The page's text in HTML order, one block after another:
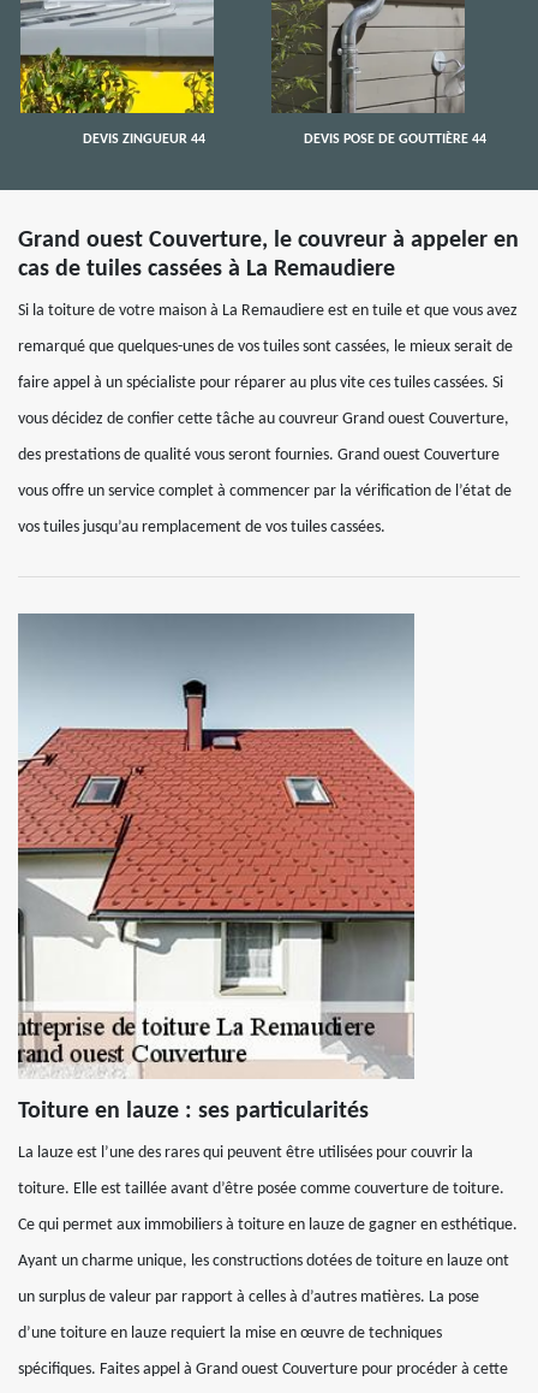
DEVIS ZINGUEUR 44 DEVIS POSE DE GOUTTIÈRE 44
Grand ouest Couverture, le couvreur à appeler en
cas de tuiles cassées à La Remaudiere
Si la toiture de votre maison à La Remaudiere est en tuile et que vous avez
remarqué que quelques-unes de vos tuiles sont cassées, le mieux serait de
faire appel à un spécialiste pour réparer au plus vite ces tuiles cassées. Si
vous décidez de confier cette tâche au couvreur Grand ouest Couverture,
des prestations de qualité vous seront fournies. Grand ouest Couverture
vous offre un service complet à commencer par la vérification de l’état de
vos tuiles jusqu’au remplacement de vos tuiles cassées.
Toiture en lauze : ses particularités
La lauze est l’une des rares qui peuvent être utilisées pour couvrir la
toiture. Elle est taillée avant d’être posée comme couverture de toiture.
Ce qui permet aux immobiliers à toiture en lauze de gagner en esthétique.
Ayant un charme unique, les constructions dotées de toiture en lauze ont
un surplus de valeur par rapport à celles à d’autres matières. La pose
d’une toiture en lauze requiert la mise en œuvre de techniques
spécifiques. Faites appel à Grand ouest Couverture pour procéder à cette